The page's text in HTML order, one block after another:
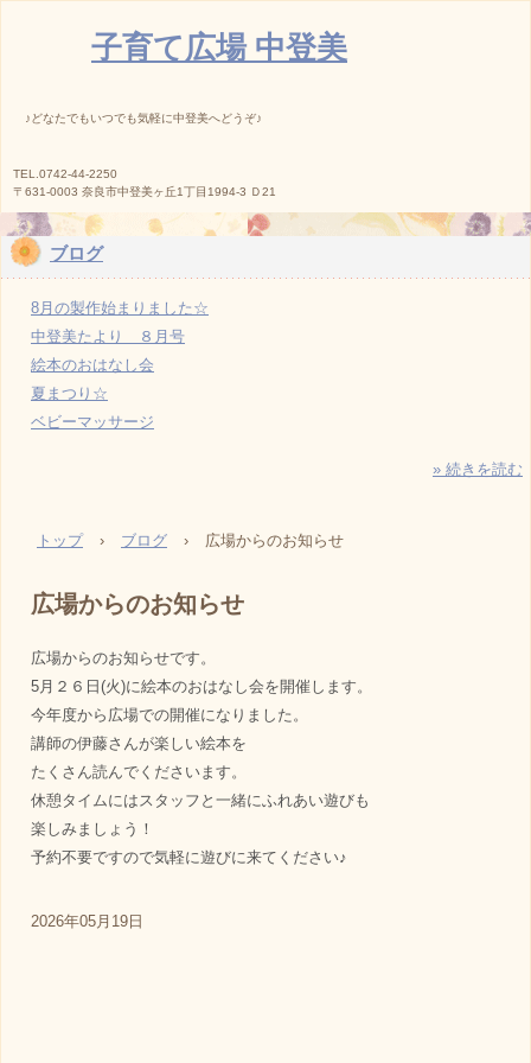
子育て広場 中登美
♪どなたでもいつでも気軽に中登美へどうぞ♪
TEL.0742-44-2250
〒631-0003 奈良市中登美ヶ丘1丁目1994-3 Ｄ21
ブログ
8月の製作始まりました☆
中登美たより ８月号
絵本のおはなし会
夏まつり☆
ベビーマッサージ
» 続きを読む
トップ › ブログ › 広場からのお知らせ
広場からのお知らせ
広場からのお知らせです。
5月２６日(火)に絵本のおはなし会を開催します。
今年度から広場での開催になりました。
講師の伊藤さんが楽しい絵本を
たくさん読んでくださいます。
休憩タイムにはスタッフと一緒にふれあい遊びも
楽しみましょう！
予約不要ですので気軽に遊びに来てください♪
2026年05月19日